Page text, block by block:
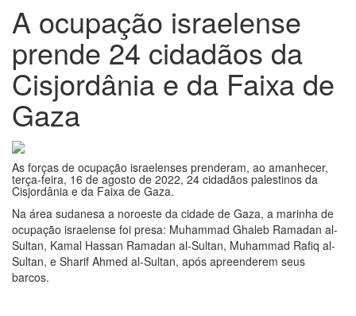
A ocupação israelense
prende 24 cidadãos da
Cisjordânia e da Faixa de
Gaza
As forças de ocupação israelenses prenderam, ao amanhecer,
terça-feira, 16 de agosto de 2022, 24 cidadãos palestinos da
Cisjordânia e da Faixa de Gaza.
Na área sudanesa a noroeste da cidade de Gaza, a marinha de
ocupação israelense foi presa: Muhammad Ghaleb Ramadan al-
Sultan, Kamal Hassan Ramadan al-Sultan, Muhammad Rafiq al-
Sultan, e Sharif Ahmed al-Sultan, após apreenderem seus
barcos.